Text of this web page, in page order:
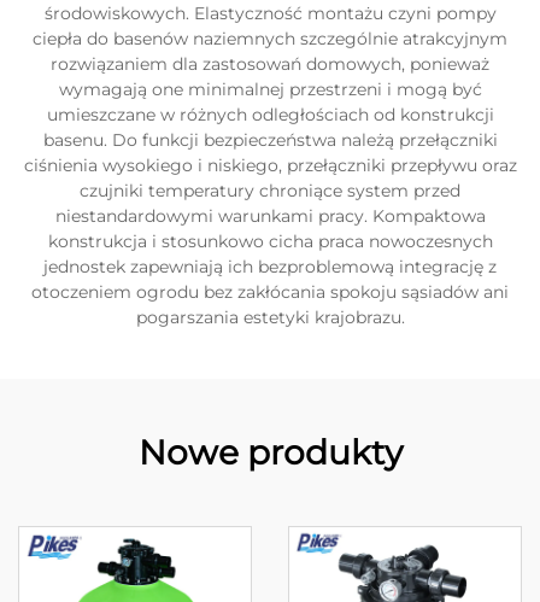
środowiskowych. Elastyczność montażu czyni pompy
ciepła do basenów naziemnych szczególnie atrakcyjnym
rozwiązaniem dla zastosowań domowych, ponieważ
wymagają one minimalnej przestrzeni i mogą być
umieszczane w różnych odległościach od konstrukcji
basenu. Do funkcji bezpieczeństwa należą przełączniki
ciśnienia wysokiego i niskiego, przełączniki przepływu oraz
czujniki temperatury chroniące system przed
niestandardowymi warunkami pracy. Kompaktowa
konstrukcja i stosunkowo cicha praca nowoczesnych
jednostek zapewniają ich bezproblemową integrację z
otoczeniem ogrodu bez zakłócania spokoju sąsiadów ani
pogarszania estetyki krajobrazu.
Nowe produkty